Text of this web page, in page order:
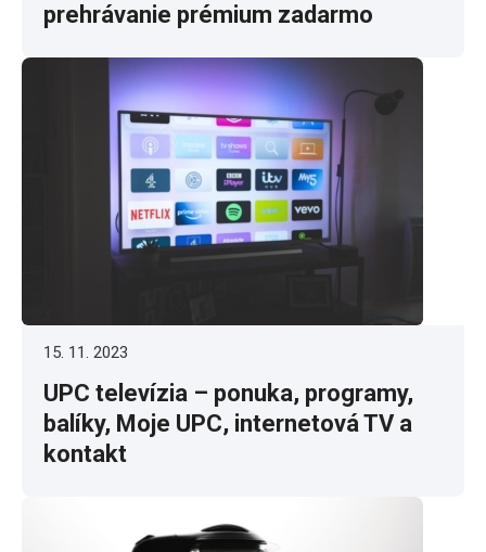
prehrávanie prémium zadarmo
15. 11. 2023
UPC televízia – ponuka, programy,
balíky, Moje UPC, internetová TV a
kontakt